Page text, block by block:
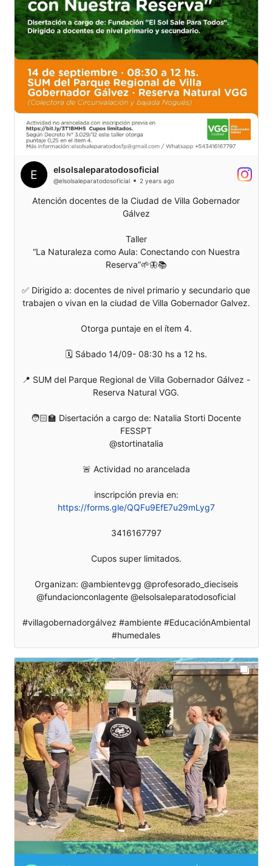
elsolsaleparatodosoficial
@elsolsaleparatodosoficial 2 years ago
Atención docentes de la Ciudad de Villa Gobernador
Gálvez
Taller
“La Naturaleza como Aula: Conectando con Nuestra
Reserva”🌱🦋📚
✅ Dirigido a: docentes de nivel primario y secundario que
trabajen o vivan en la ciudad de Villa Gobernador Galvez.
Otorga puntaje en el ítem 4.
🗓️ Sábado 14/09- 08:30 hs a 12 hs.
📍 SUM del Parque Regional de Villa Gobernador Gálvez -
Reserva Natural VGG.
🧑🏻‍🏫 Disertación a cargo de: Natalia Storti Docente
FESSPT
@stortinatalia
🚨 Actividad no arancelada
https://forms.gle/QQFu9EfE7u29mLyg7
3416167797
Cupos super limitados.
Organizan: @ambientevgg @profesorado_dieciseis
@fundacionconlagente @elsolsaleparatodosoficial
#villagobernadorgálvez #ambiente #EducaciónAmbiental
#humedales